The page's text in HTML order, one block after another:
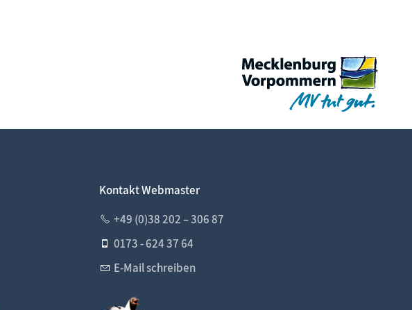
Kontakt Webmaster
+49 (0)38 202 – 306 87
0173 - 624 37 64
E-Mail schreiben